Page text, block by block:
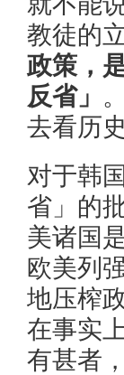
教徒的
政策，
反省」
去看历史
对于韩
省」的
美诸国
欧美列
地压榨
在事实
有甚者